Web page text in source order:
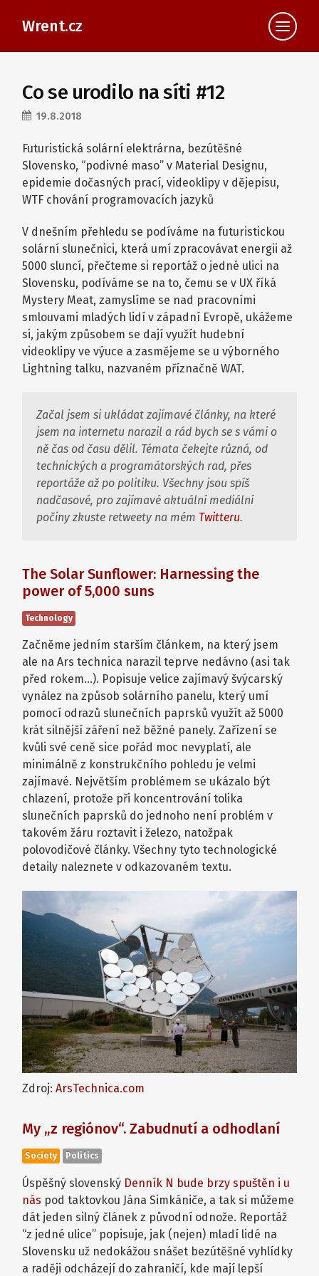
Wrent.cz
Co se urodilo na síti #12
19.8.2018
Futuristická solární elektrárna, bezútěšné
Slovensko, “podivné maso” v Material Designu,
epidemie dočasných prací, videoklipy v dějepisu,
WTF chování programovacích jazyků
V dnešním přehledu se podíváme na futuristickou
solární slunečnici, která umí zpracovávat energii až
5000 sluncí, přečteme si reportáž o jedné ulici na
Slovensku, podíváme se na to, čemu se v UX říká
Mystery Meat, zamyslíme se nad pracovními
smlouvami mladých lidí v západní Evropě, ukážeme
si, jakým způsobem se dají využít hudební
videoklipy ve výuce a zasmějeme se u výborného
Lightning talku, nazvaném příznačně WAT.
Začal jsem si ukládat zajímavé články, na které
jsem na internetu narazil a rád bych se s vámi o
ně čas od času dělil. Témata čekejte různá, od
technických a programátorských rad, přes
reportáže až po politiku. Všechny jsou spíš
nadčasové, pro zajímavé aktuální mediální
počiny zkuste retweety na mém Twitteru.
The Solar Sunflower: Harnessing the
power of 5,000 suns
Technology
Začněme jedním starším článkem, na který jsem
ale na Ars technica narazil teprve nedávno (asi tak
před rokem…). Popisuje velice zajímavý švýcarský
vynález na způsob solárního panelu, který umí
pomocí odrazů slunečních paprsků využít až 5000
krát silnější záření než běžné panely. Zařízení se
kvůli své ceně sice pořád moc nevyplatí, ale
minimálně z konstrukčního pohledu je velmi
zajímavé. Největším problémem se ukázalo být
chlazení, protože při koncentrování tolika
slunečních paprsků do jednoho není problém v
takovém žáru roztavit i železo, natožpak
polovodičové články. Všechny tyto technologické
detaily naleznete v odkazovaném textu.
Zdroj:ArsTechnica.com
My „z regiónov“. Zabudnutí a odhodlaní
Society Politics
Úspěšný slovenský Denník N bude brzy spuštěn i u
nás pod taktovkou Jána Simkániče, a tak si můžeme
dát jeden silný článek z původní odnože. Reportáž
“z jedné ulice” popisuje, jak (nejen) mladí lidé na
Slovensku už nedokážou snášet bezútěšné vyhlídky
a raději odcházejí do zahraničí, kde mají lepší